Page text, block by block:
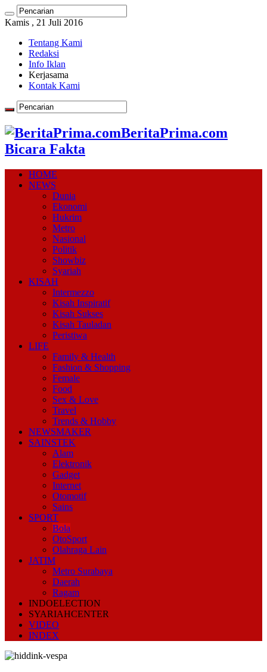
Kamis , 21 Juli 2016
Tentang Kami
Redaksi
Info Iklan
Kerjasama
Kontak Kami
BeritaPrima.com
Bicara Fakta
HOME
NEWS
Dunia
Ekonomi
Hukrim
Metro
Nasional
Politik
Showbiz
Syariah
KISAH
Intermezzo
Kisah Inspiratif
Kisah Sukses
Kisah Tauladan
Peristiwa
LIFE
Family & Health
Fashion & Shopping
Female
Food
Sex & Love
Travel
Trends & Hobby
NEWSMAKER
SAINSTEK
Alam
Elektronik
Gadget
Internet
Otomotif
Sains
SPORT
Bola
OtoSport
Olahraga Lain
JATIM
Metro Surabaya
Daerah
Ragam
INDOELECTION
SYARIAHCENTER
VIDEO
INDEX